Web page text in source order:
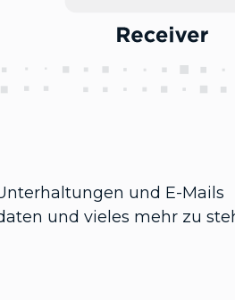
und E-Mails
und vieles mehr zu